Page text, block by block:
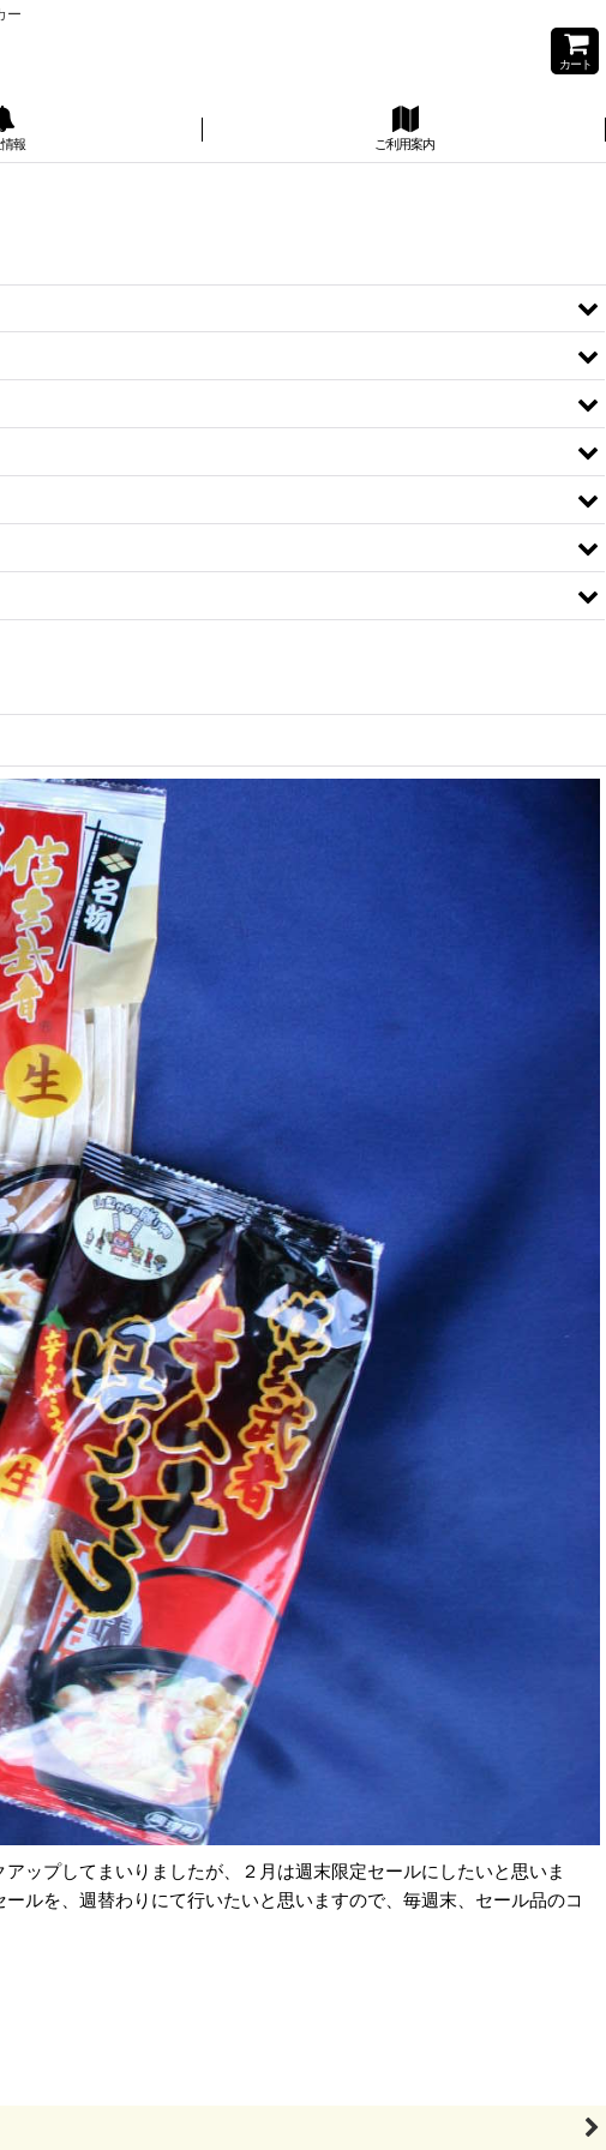
ー
カート
報 ご利用案内
ップしてまいりましたが、２月は週末限定セールにしたいと思いま
ルを、週替わりにて行いたいと思いますので、毎週末、セール品のコ